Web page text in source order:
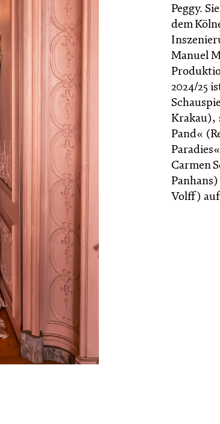
Peggy.
dem
Manuel
2024/25
Krakau),
Pand«
Carmen
Volff)